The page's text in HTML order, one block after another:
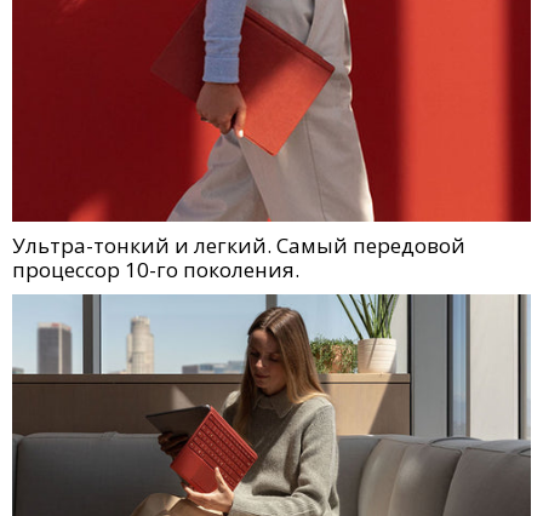
Ультра-тонкий и легкий. Самый передовой
процессор 10-го поколения.